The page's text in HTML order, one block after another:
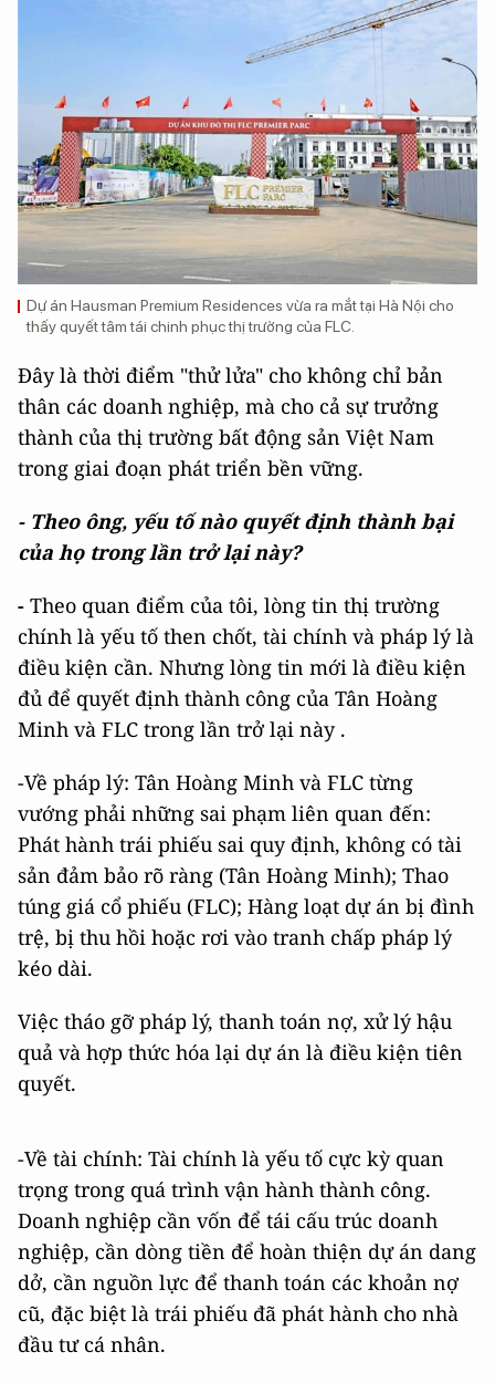
Dự án Hausman Premium Residences vừa ra mắt tại Hà Nội cho
thấy quyết tâm tái chinh phục thị trường của FLC.
Đây là thời điểm "thử lửa" cho không chỉ bản
thân các doanh nghiệp, mà cho cả sự trưởng
thành của thị trường bất động sản Việt Nam
trong giai đoạn phát triển bền vững.
- Theo ông, yếu tố nào quyết định thành bại
của họ trong lần trở lại này?
- Theo quan điểm của tôi, lòng tin thị trường
chính là yếu tố then chốt, tài chính và pháp lý là
điều kiện cần. Nhưng lòng tin mới là điều kiện
đủ để quyết định thành công của Tân Hoàng
Minh và FLC trong lần trở lại này .
-Về pháp lý: Tân Hoàng Minh và FLC từng
vướng phải những sai phạm liên quan đến:
Phát hành trái phiếu sai quy định, không có tài
sản đảm bảo rõ ràng (Tân Hoàng Minh); Thao
túng giá cổ phiếu (FLC); Hàng loạt dự án bị đình
trệ, bị thu hồi hoặc rơi vào tranh chấp pháp lý
kéo dài.
Việc tháo gỡ pháp lý, thanh toán nợ, xử lý hậu
quả và hợp thức hóa lại dự án là điều kiện tiên
quyết.
-Về tài chính: Tài chính là yếu tố cực kỳ quan
trọng trong quá trình vận hành thành công.
Doanh nghiệp cần vốn để tái cấu trúc doanh
nghiệp, cần dòng tiền để hoàn thiện dự án dang
dở, cần nguồn lực để thanh toán các khoản nợ
cũ, đặc biệt là trái phiếu đã phát hành cho nhà
đầu tư cá nhân.